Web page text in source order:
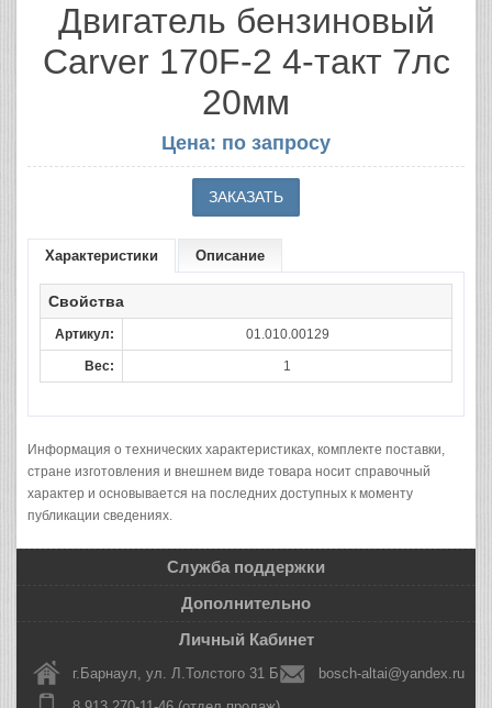
Двигатель бензиновый
Carver 170F-2 4-такт 7лс
20мм
Цена: по запросу
Характеристики Описание
Свойства
Артикул: 01.010.00129
Вес: 1
Информация о технических характеристиках, комплекте поставки,
стране изготовления и внешнем виде товара носит справочный
характер и основывается на последних доступных к моменту
публикации сведениях.
Служба поддержки
Дополнительно
Личный Кабинет
г.Барнаул, ул. Л.Толстого 31 Б
bosch-altai@yandex.ru